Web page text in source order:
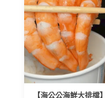
【海公公海鮮大排檔